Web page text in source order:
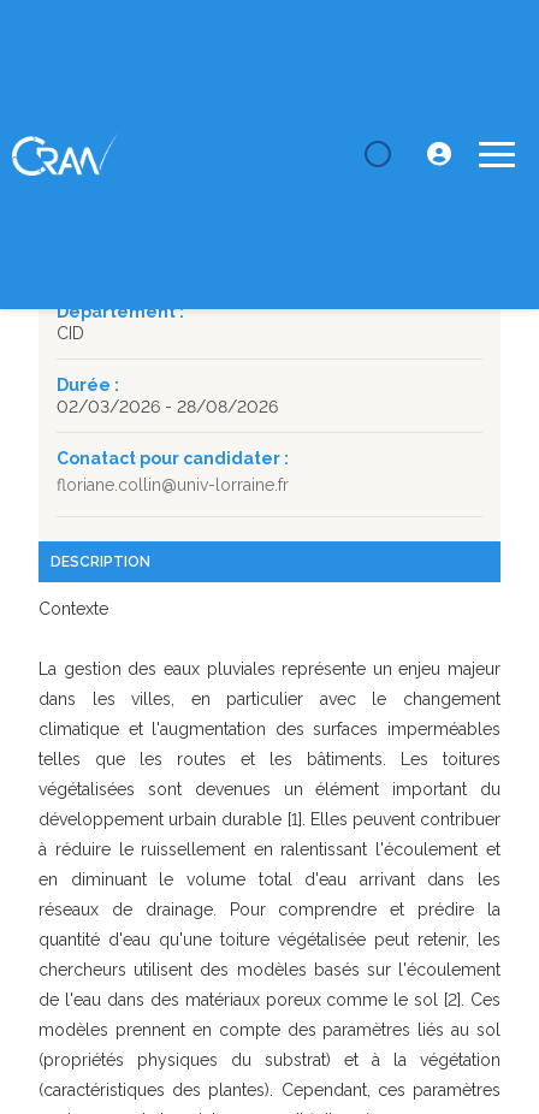
SUJET DE STAGE
Département :
CID
Durée :
02/03/2026 - 28/08/2026
Conatact pour candidater :
floriane.collin@univ-lorraine.fr
DESCRIPTION
Contexte
La gestion des eaux pluviales représente un enjeu majeur
dans les villes, en particulier avec le changement
climatique et l'augmentation des surfaces imperméables
telles que les routes et les bâtiments. Les toitures
végétalisées sont devenues un élément important du
développement urbain durable [1]. Elles peuvent contribuer
à réduire le ruissellement en ralentissant l'écoulement et
en diminuant le volume total d'eau arrivant dans les
réseaux de drainage. Pour comprendre et prédire la
quantité d'eau qu'une toiture végétalisée peut retenir, les
chercheurs utilisent des modèles basés sur l'écoulement
de l'eau dans des matériaux poreux comme le sol [2]. Ces
modèles prennent en compte des paramètres liés au sol
(propriétés physiques du substrat) et à la végétation
(caractéristiques des plantes). Cependant, ces paramètres